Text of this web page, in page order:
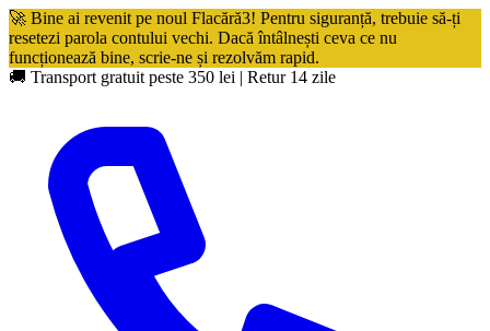
🚀 Bine ai revenit pe noul Flacără3! Pentru siguranță, trebuie să-ți
resetezi parola contului vechi. Dacă întâlnești ceva ce nu
funcționează bine, scrie-ne și rezolvăm rapid.
🚚 Transport gratuit peste 350 lei | Retur 14 zile